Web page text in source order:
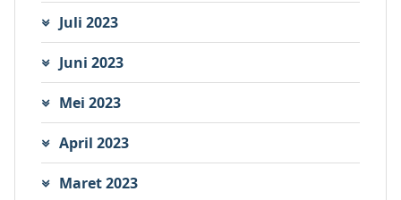
Juli 2023
Juni 2023
Mei 2023
April 2023
Maret 2023